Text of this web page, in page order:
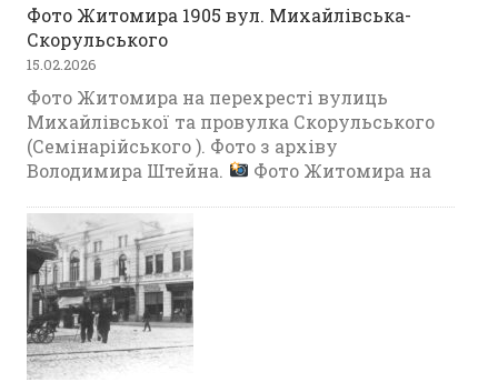
Фото Житомира 1905 вул. Михайлівська-
Скорульського
15.02.2026
Фото Житомира на перехресті вулиць
Михайлівської та провулка Скорульського
(Семінарійського ). Фото з архіву
Володимира Штейна.
Фото Житомира на